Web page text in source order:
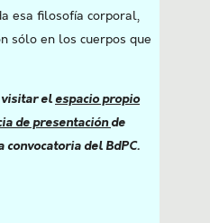
esa filosofía corporal,
sólo en los cuerpos que
visitar elespacio propio
de presentaciónde
del BdPC.